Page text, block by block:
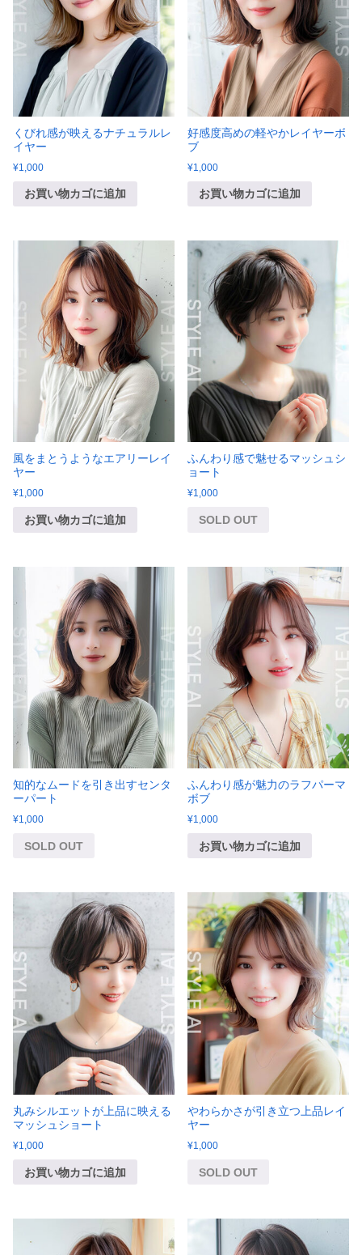
くびれ感が映えるナチュラルレ
イヤー
¥1,000
お買い物カゴに追加
好感度高めの軽やかレイヤーボ
ブ
¥1,000
お買い物カゴに追加
風をまとうようなエアリーレイ
ヤー
¥1,000
お買い物カゴに追加
ふんわり感で魅せるマッシュシ
ョート
¥1,000
SOLD OUT
知的なムードを引き出すセンタ
ーパート
¥1,000
SOLD OUT
ふんわり感が魅力のラフパーマ
ボブ
¥1,000
お買い物カゴに追加
丸みシルエットが上品に映える
マッシュショート
¥1,000
お買い物カゴに追加
やわらかさが引き立つ上品レイ
ヤー
¥1,000
SOLD OUT